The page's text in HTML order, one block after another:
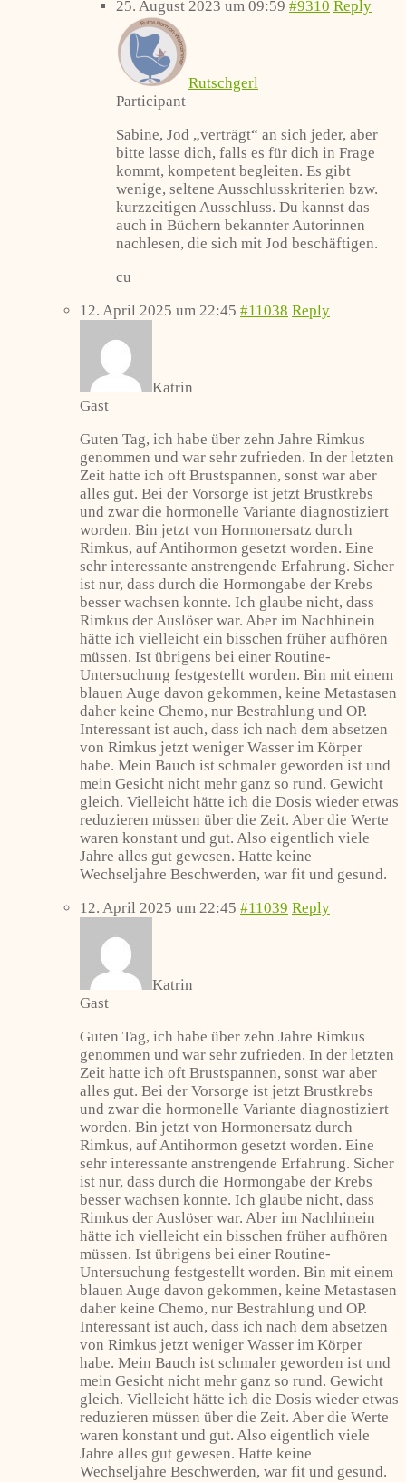
25. August 2023 um 09:59 #9310 Reply
Rutschgerl
Participant
Sabine, Jod „verträgt“ an sich jeder, aber
bitte lasse dich, falls es für dich in Frage
kommt, kompetent begleiten. Es gibt
wenige, seltene Ausschlusskriterien bzw.
kurzzeitigen Ausschluss. Du kannst das
auch in Büchern bekannter Autorinnen
nachlesen, die sich mit Jod beschäftigen.
cu
12. April 2025 um 22:45 #11038 Reply
Katrin
Gast
Guten Tag, ich habe über zehn Jahre Rimkus
genommen und war sehr zufrieden. In der letzten
Zeit hatte ich oft Brustspannen, sonst war aber
alles gut. Bei der Vorsorge ist jetzt Brustkrebs
und zwar die hormonelle Variante diagnostiziert
worden. Bin jetzt von Hormonersatz durch
Rimkus, auf Antihormon gesetzt worden. Eine
sehr interessante anstrengende Erfahrung. Sicher
ist nur, dass durch die Hormongabe der Krebs
besser wachsen konnte. Ich glaube nicht, dass
Rimkus der Auslöser war. Aber im Nachhinein
hätte ich vielleicht ein bisschen früher aufhören
müssen. Ist übrigens bei einer Routine-
Untersuchung festgestellt worden. Bin mit einem
blauen Auge davon gekommen, keine Metastasen
daher keine Chemo, nur Bestrahlung und OP.
Interessant ist auch, dass ich nach dem absetzen
von Rimkus jetzt weniger Wasser im Körper
habe. Mein Bauch ist schmaler geworden ist und
mein Gesicht nicht mehr ganz so rund. Gewicht
gleich. Vielleicht hätte ich die Dosis wieder etwas
reduzieren müssen über die Zeit. Aber die Werte
waren konstant und gut. Also eigentlich viele
Jahre alles gut gewesen. Hatte keine
Wechseljahre Beschwerden, war fit und gesund.
12. April 2025 um 22:45 #11039 Reply
Katrin
Gast
Guten Tag, ich habe über zehn Jahre Rimkus
genommen und war sehr zufrieden. In der letzten
Zeit hatte ich oft Brustspannen, sonst war aber
alles gut. Bei der Vorsorge ist jetzt Brustkrebs
und zwar die hormonelle Variante diagnostiziert
worden. Bin jetzt von Hormonersatz durch
Rimkus, auf Antihormon gesetzt worden. Eine
sehr interessante anstrengende Erfahrung. Sicher
ist nur, dass durch die Hormongabe der Krebs
besser wachsen konnte. Ich glaube nicht, dass
Rimkus der Auslöser war. Aber im Nachhinein
hätte ich vielleicht ein bisschen früher aufhören
müssen. Ist übrigens bei einer Routine-
Untersuchung festgestellt worden. Bin mit einem
blauen Auge davon gekommen, keine Metastasen
daher keine Chemo, nur Bestrahlung und OP.
Interessant ist auch, dass ich nach dem absetzen
von Rimkus jetzt weniger Wasser im Körper
habe. Mein Bauch ist schmaler geworden ist und
mein Gesicht nicht mehr ganz so rund. Gewicht
gleich. Vielleicht hätte ich die Dosis wieder etwas
reduzieren müssen über die Zeit. Aber die Werte
waren konstant und gut. Also eigentlich viele
Jahre alles gut gewesen. Hatte keine
Wechseljahre Beschwerden, war fit und gesund.